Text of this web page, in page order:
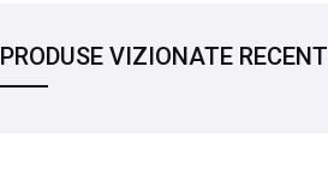
PRODUSE VIZIONATE RECENT